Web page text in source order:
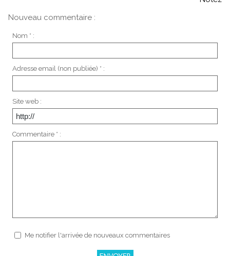
Nouveau commentaire :
Nom * :
Adresse email (non publiée) * :
Site web :
Commentaire * :
Me notifier l'arrivée de nouveaux commentaires